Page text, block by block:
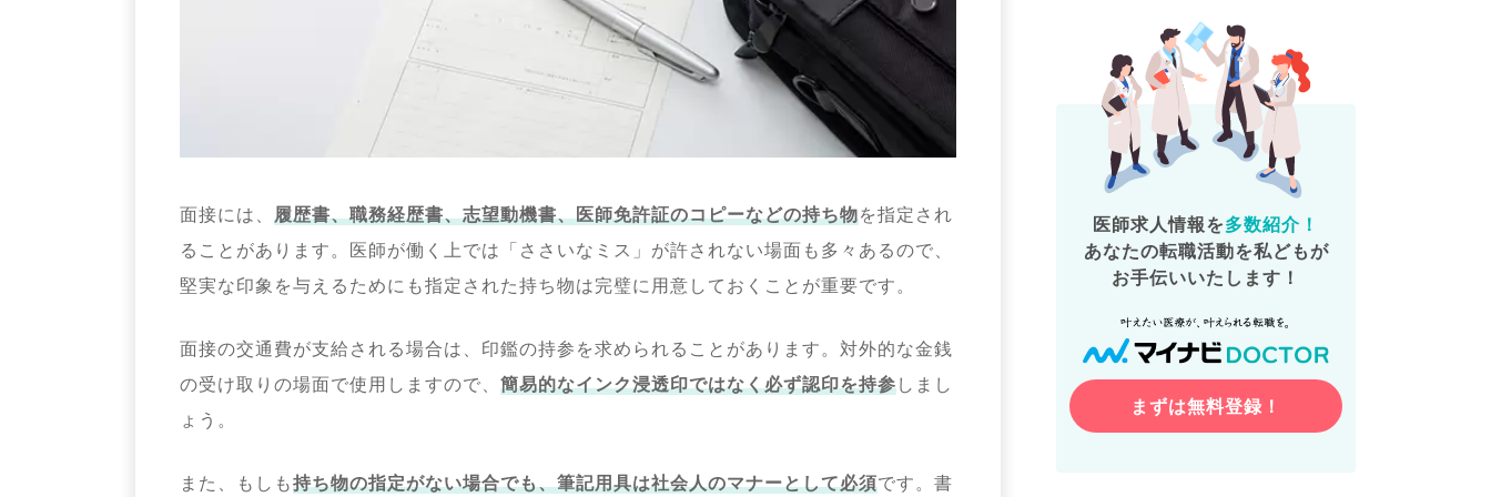
面接には、 履歴書、職務経歴書、志望動機書、医師免許証のコピーなどの持ち物を指定され
ることがあります。医師が働く上では「ささいなミス」が許されない場面も多々あるので、
堅実な印象を与えるためにも指定された持ち物は完璧に用意しておくことが重要です。
面接の交通費が支給される場合は、印鑑の持参を求められることがあります。対外的な金銭
の受け取りの場面で使用しますので、 簡易的なインク浸透印ではなく必ず認印を持参しまし
ょう。
また、もしも持ち物の指定がない場合でも、筆記用具は社会人のマナーとして必須です。書
医師求人情報を多数紹介！
あなたの転職活動を私どもが
お手伝いいたします！
まずは無料登録！